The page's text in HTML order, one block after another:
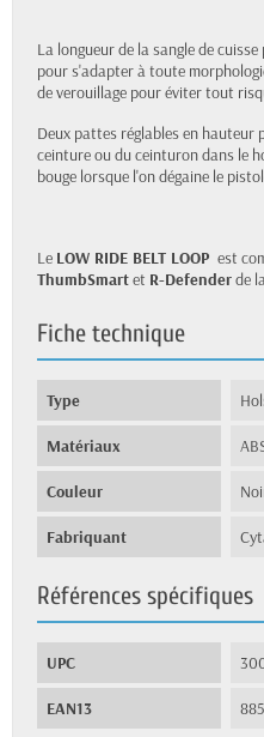
La longueur de la sangle de
pour s'adapter à toute
de verouillage pour éviter tout
Deux pattes réglables en
ceinture ou du ceinturon dans le
bouge lorsque l'on dégaine le
Le LOW RIDE BELT LOOP est
ThumbSmartet R-Defenderde
Fiche technique
Type
Matériaux
Couleur
Fabriquant
Références spécifiques
UPC
EAN13